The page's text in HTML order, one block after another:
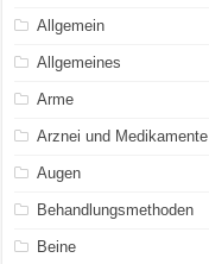
Allgemein
Allgemeines
Arme
Arznei und Medikamente
Augen
Behandlungsmethoden
Beine